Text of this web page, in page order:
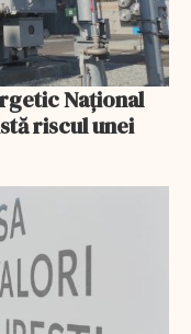
Național
riscul unei